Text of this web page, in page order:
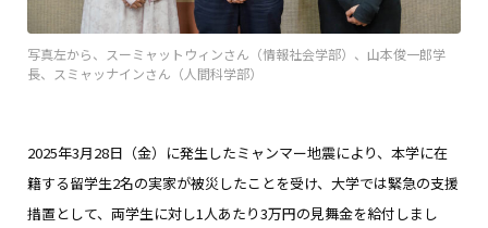
写真左から、スーミャットウィンさん（情報社会学部）、山本俊一郎学
長、スミャッナインさん（人間科学部）
2025年3月28日（金）に発生したミャンマー地震により、本学に在
籍する留学生2名の実家が被災したことを受け、大学では緊急の支援
措置として、両学生に対し1人あたり3万円の見舞金を給付しまし